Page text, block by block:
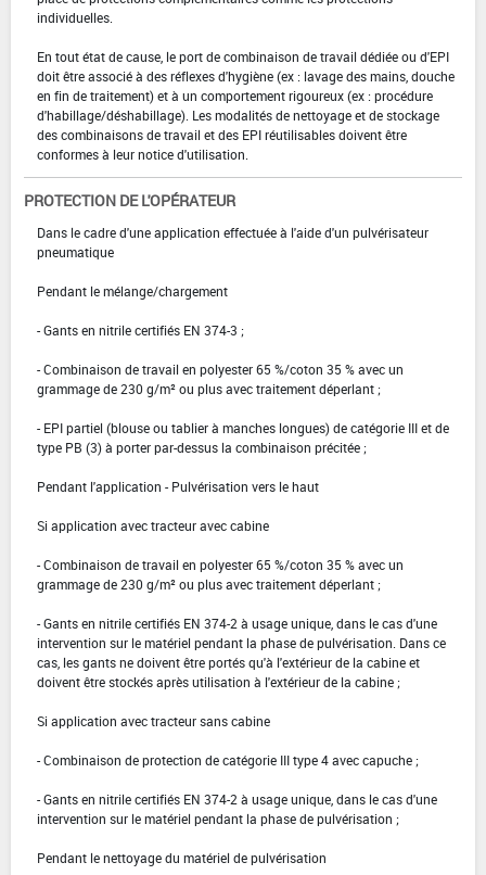
individuelles.
En tout état de cause, le port de combinaison de travail dédiée ou d'EPI
doit être associé à des réflexes d'hygiène (ex : lavage des mains, douche
en fin de traitement) et à un comportement rigoureux (ex : procédure
d'habillage/déshabillage). Les modalités de nettoyage et de stockage
des combinaisons de travail et des EPI réutilisables doivent être
conformes à leur notice d'utilisation.
PROTECTION DE L'OPÉRATEUR
Dans le cadre d'une application effectuée à l'aide d'un pulvérisateur
pneumatique
Pendant le mélange/chargement
- Gants en nitrile certifiés EN 374-3 ;
- Combinaison de travail en polyester 65 %/coton 35 % avec un
grammage de 230 g/m² ou plus avec traitement déperlant ;
- EPI partiel (blouse ou tablier à manches longues) de catégorie III et de
type PB (3) à porter par-dessus la combinaison précitée ;
Pendant l'application - Pulvérisation vers le haut
Si application avec tracteur avec cabine
- Combinaison de travail en polyester 65 %/coton 35 % avec un
grammage de 230 g/m² ou plus avec traitement déperlant ;
- Gants en nitrile certifiés EN 374-2 à usage unique, dans le cas d'une
intervention sur le matériel pendant la phase de pulvérisation. Dans ce
cas, les gants ne doivent être portés qu'à l'extérieur de la cabine et
doivent être stockés après utilisation à l'extérieur de la cabine ;
Si application avec tracteur sans cabine
- Combinaison de protection de catégorie III type 4 avec capuche ;
- Gants en nitrile certifiés EN 374-2 à usage unique, dans le cas d'une
intervention sur le matériel pendant la phase de pulvérisation ;
Pendant le nettoyage du matériel de pulvérisation